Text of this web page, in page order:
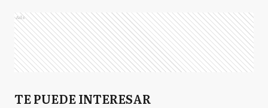
Ads
TE PUEDE INTERESAR